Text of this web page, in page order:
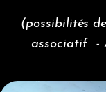
(possibilités
associatif -